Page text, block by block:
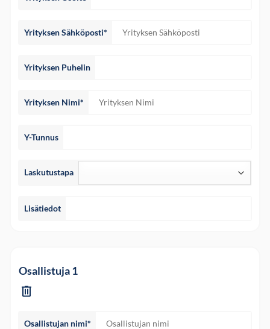
Yrityksen Sähköposti*
Yrityksen Puhelin
Yrityksen Nimi*
Y-Tunnus
Laskutustapa
Lisätiedot
Osallistuja 1
Osallistujan nimi*